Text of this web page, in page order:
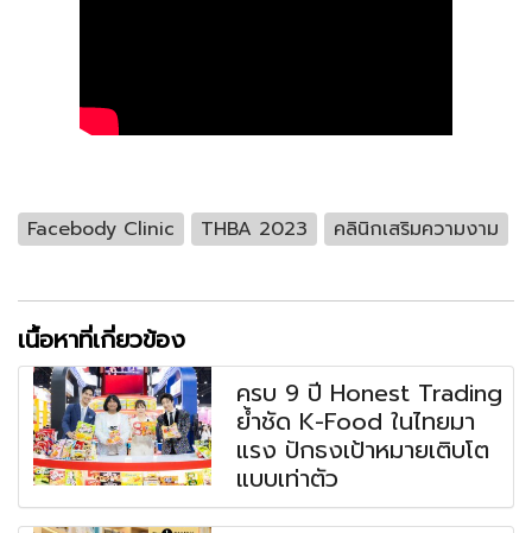
Facebody Clinic THBA 2023 คลินิกเสริมความงาม
เนื้อหาที่เกี่ยวข้อง
ครบ 9 ปี Honest Trading
ย้ำชัด K-Food ในไทยมา
แรง ปักธงเป้าหมายเติบโต
แบบเท่าตัว